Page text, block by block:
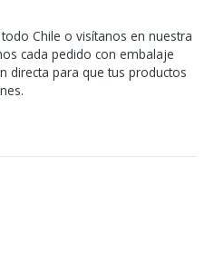
Chile o visítanos en nuestra
cada pedido con embalaje
directa para que tus productos